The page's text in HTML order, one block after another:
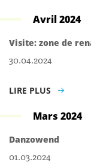
Avril 2024
Visite: zone de
30.04.2024
LIRE PLUS
Mars 2024
Danzowend
01.03.2024